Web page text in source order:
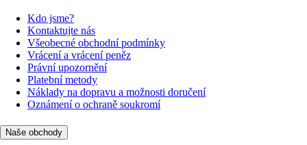
Kdo jsme?
Kontaktujte nás
Všeobecné obchodní podmínky
Vrácení a vrácení peněz
Právní upozornění
Platební metody
Náklady na dopravu a možnosti doručení
Oznámení o ochraně soukromí
Naše obchody